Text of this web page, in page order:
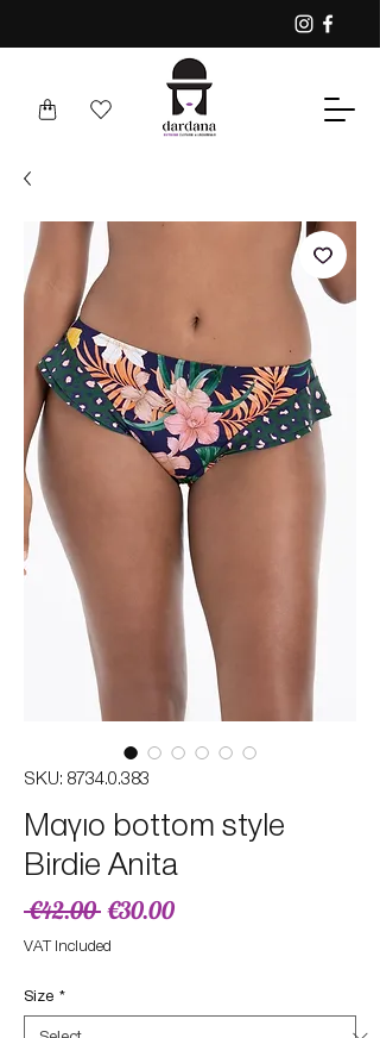
SKU: 8734.0.383
Mαγιο bottom style
Birdie Anita
€42.00 Regular
Price
€30.00Sale
VAT Included
Size *